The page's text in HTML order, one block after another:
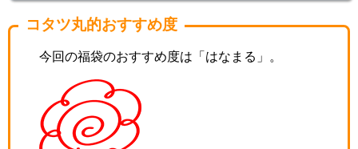
コタツ丸的おすすめ度
今回の福袋のおすすめ度は「はなまる」。